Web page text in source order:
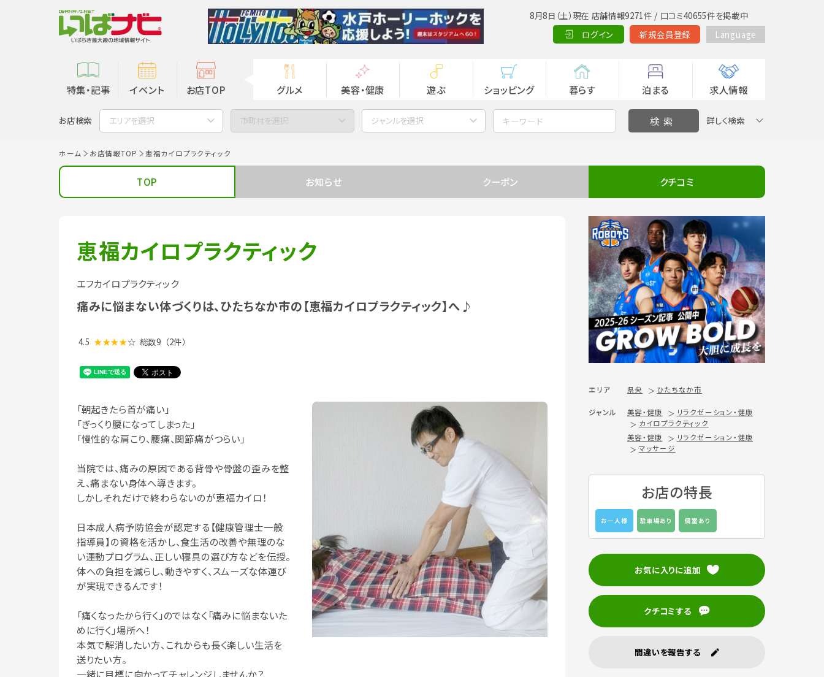
8月8日（土）現在 店舗情報9271件 / 口コミ40655件を掲載中
ログイン
新規会員登録 Language
特集・記事 イベント お店TOP グルメ 美容・健康 遊ぶ ショッピング 暮らす 泊まる 求人情報
お店検索 エリアを選択 市町村を選択 ジャンルを選択 詳しく検索
ホーム お店情報TOP 恵福カイロプラクティック
TOP お知らせ クーポン クチコミ
恵福カイロプラクティック
エフカイロプラクティック
痛みに悩まない体づくりは、ひたちなか市の【恵福カイロプラクティック】へ♪
4.5 ★★★★☆ 総数9 （2件）
「朝起きたら首が痛い」
「ぎっくり腰になってしまった」
「慢性的な肩こり、腰痛、関節痛がつらい」
当院では、痛みの原因である背骨や骨盤の歪みを整
え、痛まない身体へ導きます。
しかしそれだけで終わらないのが恵福カイロ！
日本成人病予防協会が認定する【健康管理士一般
指導員】の資格を活かし、食生活の改善や無理のな
い運動プログラム、正しい寝具の選び方などを伝授。
体への負担を減らし、動きやすく、スムーズな体運び
が実現できるんです！
「痛くなったから行く」のではなく「痛みに悩まないた
めに行く」場所へ！
本気で解消したい方、これからも長く楽しい生活を
送りたい方。
一緒に目標に向かってチャレンジしませんか？
エリア 県央 ひたちなか市
ジャンル 美容・健康
リラクゼーション・健康
カイロプラクティック
美容・健康
リラクゼーション・健康
マッサージ
お店の特長
お一人様 駐車場あり 個室あり
お気に入りに追加
クチコミする
間違いを報告する